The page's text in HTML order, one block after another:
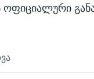
ოფიციალური